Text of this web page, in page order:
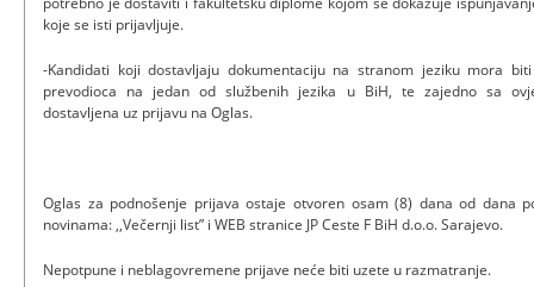
koje se isti prijavljuje.
-Kandidati koji dostavljaju dokumentaciju na stranom jeziku mora
prevodioca na jedan od službenih jezika u BiH, te zajedno sa
dostavljena uz prijavu na Oglas.
Oglas za podnošenje prijava ostaje otvoren osam (8) dana od dana
novinama: ,,Večernji list” i WEB stranice JP Ceste F BiH d.o.o. Sarajevo.
Nepotpune i neblagovremene prijave neće biti uzete u razmatranje.